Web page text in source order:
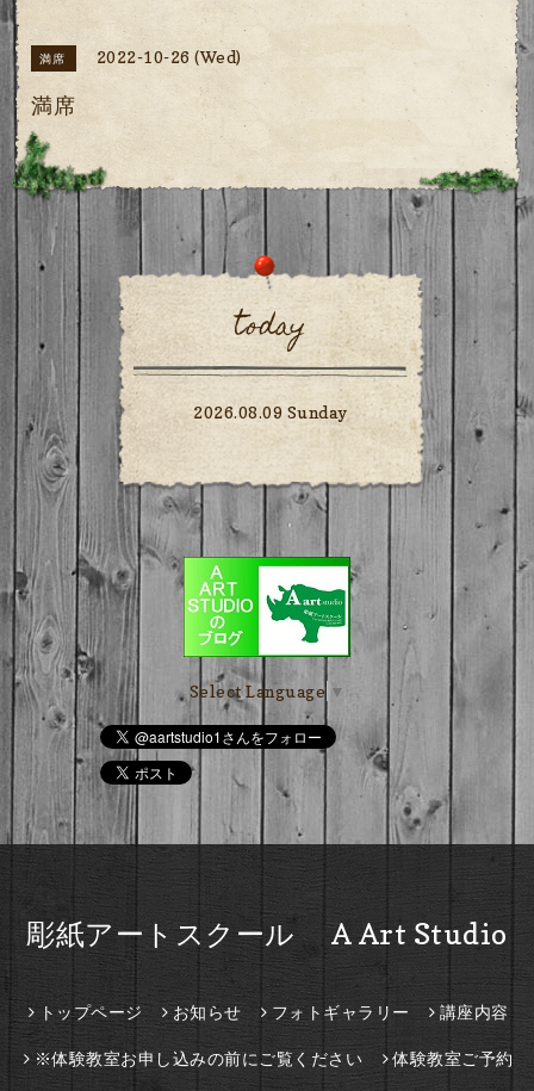
満席 2022-10-26 (Wed)
満席
today
2026.08.09 Sunday
Select Language ▼
彫紙アートスクール A Art Studio
トップページ お知らせ フォトギャラリー 講座内容
※体験教室お申し込みの前にご覧ください 体験教室ご予約